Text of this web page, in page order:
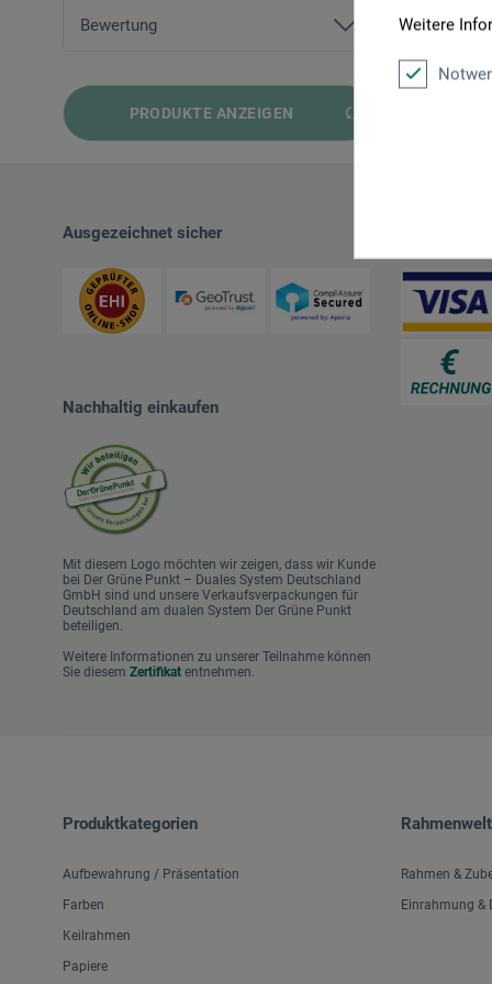
Weitere
Bewertung
und mehr
PRODUKTE ANZEIGEN
Ausgezeichnet sicher
Nachhaltig einkaufen
Mit diesem Logo möchten wir zeigen, dass wir Kunde
bei Der Grüne Punkt – Duales System Deutschland
GmbH sind und unsere Verkaufsverpackungen für
Deutschland am dualen System Der Grüne Punkt
beteiligen.
Weitere Informationen zu unserer Teilnahme können
Sie diesem Zertifikat entnehmen.
Produktkategorien
Aufbewahrung / Präsentation
Farben
Keilrahmen
Papiere
Rahmenwelt
Rahmen &
Einrahmung &